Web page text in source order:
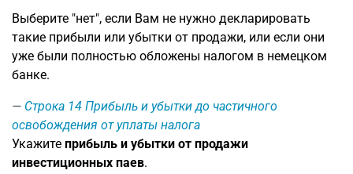
Выберите "нет", если Вам не нужно декларировать
такие прибыли или убытки от продажи, или если они
уже были полностью обложены налогом в немецком
банке.
Строка 14 Прибыль и убытки до частичного
освобождения от уплаты налога
Укажите прибыль и убытки от продажи
инвестиционных паев.